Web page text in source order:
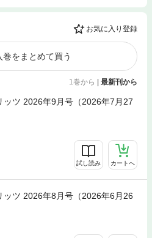
お気に入り登録
巻をまとめて買う
1巻から | 最新刊から
ッツ 2026年9月号（2026年7月27
試し読み カートへ
ッツ 2026年8月号（2026年6月26